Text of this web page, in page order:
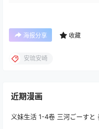
海报分享 收藏
安琉安崎
近期漫画
义妹生活 1-4卷 三河ごーすと